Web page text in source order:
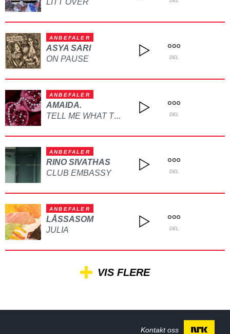
LITT OVER
ANBEFALER
ASYA SARI
ON PAUSE
DEL
ANBEFALER
AMAIDA.
TELL ME WHAT TO DO DEL
ANBEFALER
RINO SIVATHAS
CLUB EMBASSY
DEL
ANBEFALER
LÅSSASOM
JULIA
DEL
VIS FLERE
Kontakt oss